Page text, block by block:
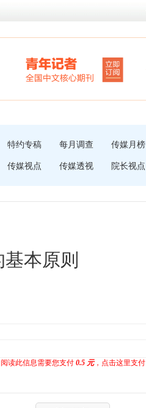
特约专稿 每月调查 传媒月榜
传媒视点 传媒透视 院长视点
本原则
阅读此信息需要您支付 0.5 元，点击这里支付